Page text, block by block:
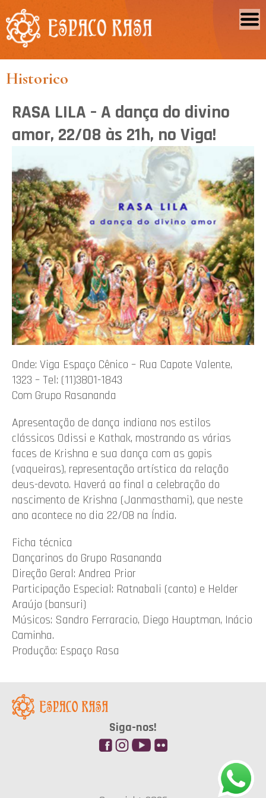
Historico
RASA LILA – A dança do divino
amor, 22/08 às 21h, no Viga!
Onde: Viga Espaço Cênico – Rua Capote Valente,
1323 – Tel: (11)3801-1843
Com Grupo Rasananda
Apresentação de dança indiana nos estilos
clássicos Odissi e Kathak, mostrando as várias
faces de Krishna e sua dança com as gopis
(vaqueiras), representação artística da relação
deus-devoto. Haverá ao final a celebração do
nascimento de Krishna (Janmasthami), que neste
ano acontece no dia 22/08 na Índia.
Ficha técnica
Dançarinos do Grupo Rasananda
Direção Geral: Andrea Prior
Participação Especial: Ratnabali (canto) e Helder
Araújo (bansuri)
Músicos: Sandro Ferraracio, Diego Hauptman, Inácio
Caminha.
Produção: Espaço Rasa
Siga-nos!